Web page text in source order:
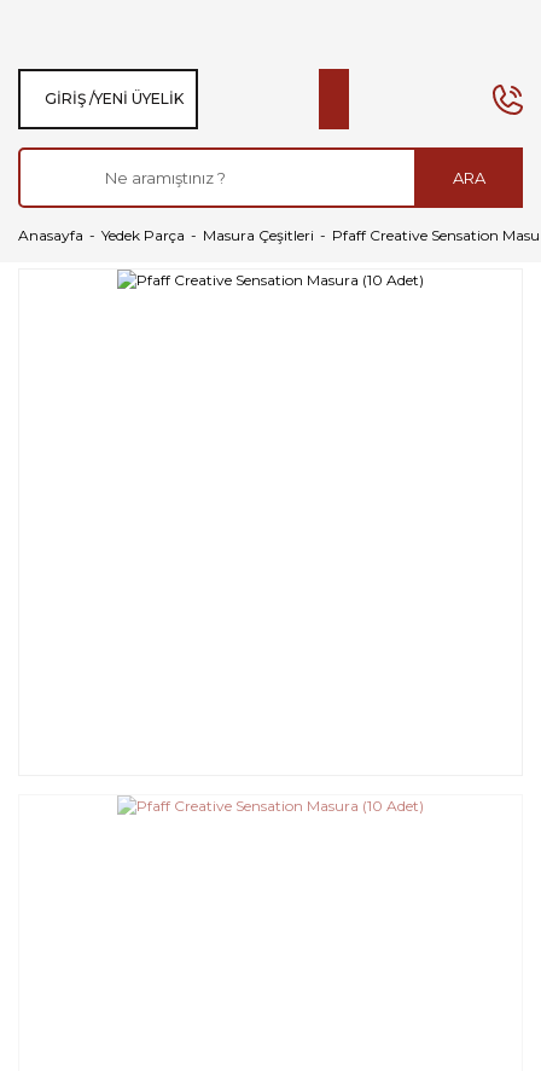
ARA
GIRIŞ /YENI ÜYELIK
Anasayfa Yedek Parça Masura Çeşitleri Pfaff Creative Sensation